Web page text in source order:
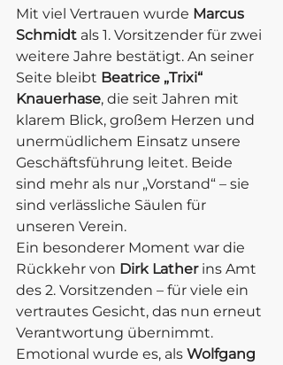
Mit viel Vertrauen wurde Marcus
Schmidt als 1. Vorsitzender für zwei
weitere Jahre bestätigt. An seiner
Seite bleibt Beatrice „Trixi“
Knauerhase, die seit Jahren mit
klarem Blick, großem Herzen und
unermüdlichem Einsatz unsere
Geschäftsführung leitet. Beide
sind mehr als nur „Vorstand“ – sie
sind verlässliche Säulen für
unseren Verein.
Ein besonderer Moment war die
Rückkehr von Dirk Lather ins Amt
des 2. Vorsitzenden – für viele ein
vertrautes Gesicht, das nun erneut
Verantwortung übernimmt.
Emotional wurde es, als Wolfgang